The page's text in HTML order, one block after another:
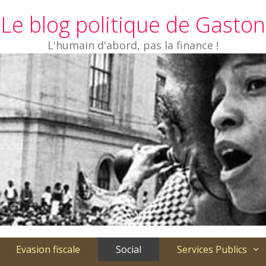
Le blog politique de Gaston
L'humain d'abord, pas la finance !
Evasion fiscale Social Services Publics